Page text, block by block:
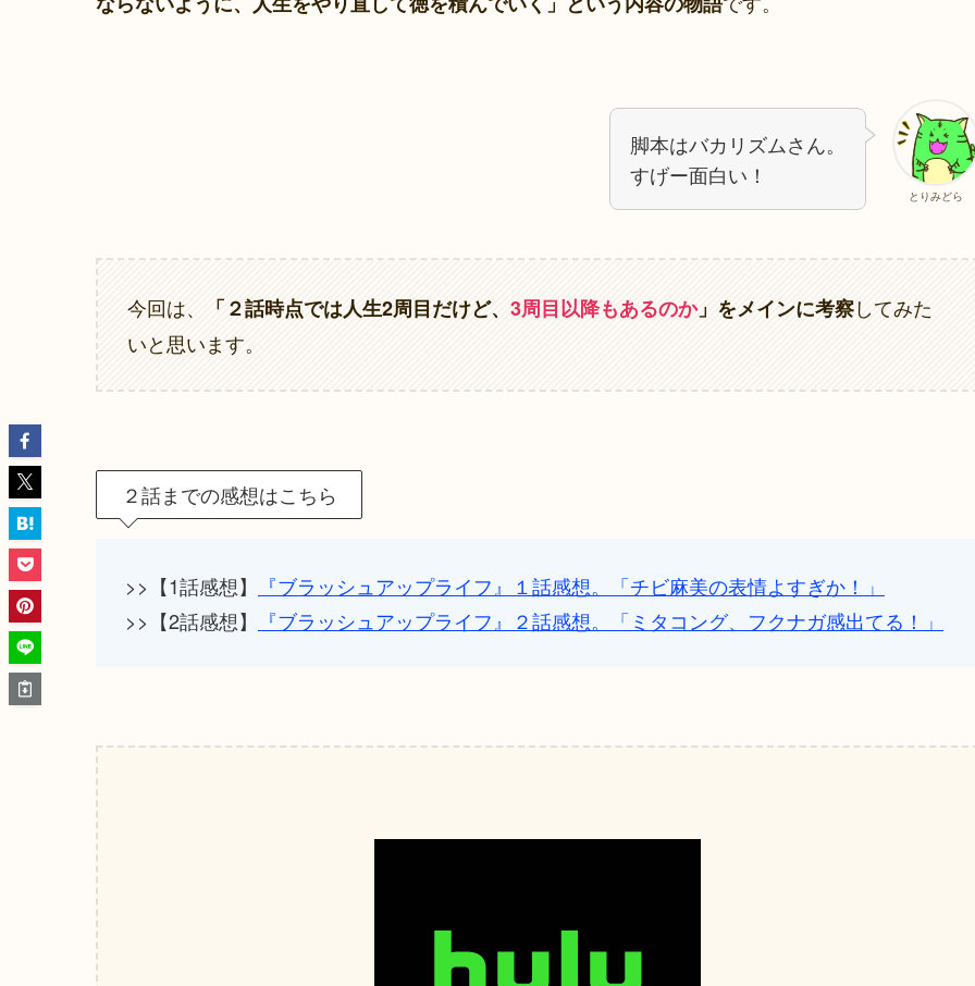
とりみどら
脚本はバカリズムさん。
すげー面白い！
今回は、 「２話時点では人生2周目だけど、 3周目以降もあるのか」をメインに考察してみた
いと思います。
２話までの感想はこちら
>>【1話感想】
『ブラッシュアップライフ』１話感想。「チビ麻美の表情よすぎか！」
>>【2話感想】
『ブラッシュアップライフ』２話感想。「ミタコング、フクナガ感出てる！」